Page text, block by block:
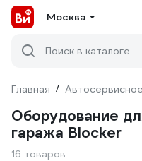
Москва
Поиск в каталоге
Главная /
Оборудование
гаража Blocker
16 товаров